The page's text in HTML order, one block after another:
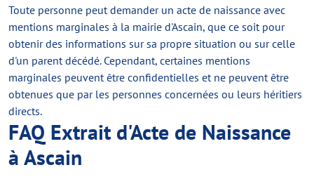
Toute personne peut demander un acte de naissance avec
mentions marginales à la mairie d'Ascain, que ce soit pour
obtenir des informations sur sa propre situation ou sur celle
d'un parent décédé. Cependant, certaines mentions
marginales peuvent être confidentielles et ne peuvent être
obtenues que par les personnes concernées ou leurs héritiers
directs.
FAQ Extrait d'Acte de Naissance
à Ascain